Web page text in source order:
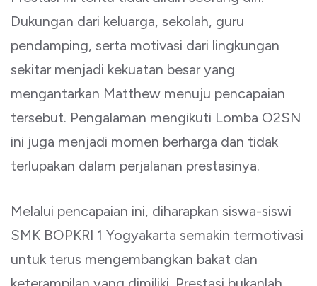
Dukungan dari keluarga, sekolah, guru
pendamping, serta motivasi dari lingkungan
sekitar menjadi kekuatan besar yang
mengantarkan Matthew menuju pencapaian
tersebut. Pengalaman mengikuti Lomba O2SN
ini juga menjadi momen berharga dan tidak
terlupakan dalam perjalanan prestasinya.
Melalui pencapaian ini, diharapkan siswa-siswi
SMK BOPKRI 1 Yogyakarta semakin termotivasi
untuk terus mengembangkan bakat dan